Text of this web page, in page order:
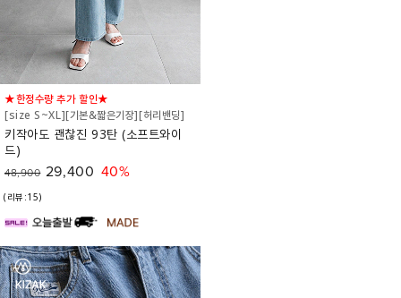
★한정수량 추가 할인★
[size S~XL][기본&짧은기장][허리밴딩]
키작아도 괜찮진 93탄 (소프트와이
드)
48,900 29,400 40%
(리뷰:15)